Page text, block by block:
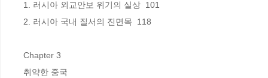
1. 러시아 외교안보 위기의 실상  101
2. 러시아 국내 질서의 진면목  118
Chapter 3
취약한 중국